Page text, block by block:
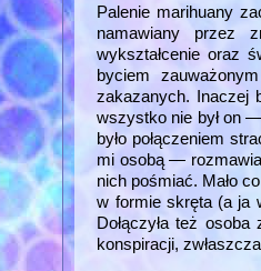
Palenie marihuany
namawiany przez
wykształcenie oraz
byciem
zakazanych. Inaczej
wszystko nie był on
było połączeniem
mi osobą —
nich pośmiać. Mało
w formie skręta (a ja
Dołączyła też
konspiracji,